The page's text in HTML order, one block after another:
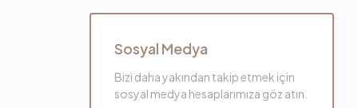
Sosyal Medya
Bizi daha yakından takip etmek için
sosyal medya hesaplarımıza göz atın.